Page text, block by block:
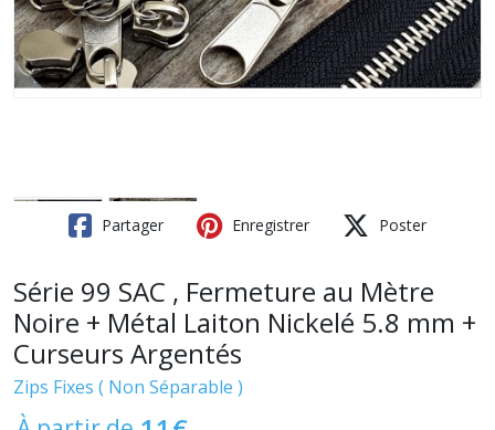
Partager Enregistrer Poster
Série 99 SAC , Fermeture au Mètre
Noire + Métal Laiton Nickelé 5.8 mm +
Curseurs Argentés
Zips Fixes ( Non Séparable )